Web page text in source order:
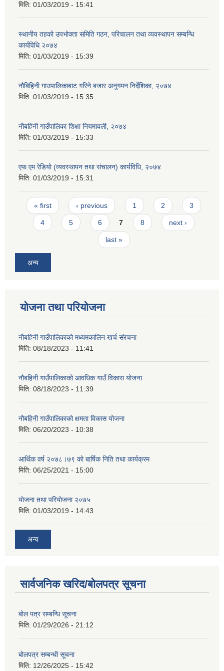
मिति: 01/03/2019 - 15:41
स्थानीय तहको उपभोक्ता समिति गठन, परिचालन तथा व्यवस्थापन सम्बन्धि
कार्यविधि २०७४
मिति: 01/03/2019 - 15:39
नाैबिहिनी गाउपालिकाबाट गरिने बजार अनुगमन निर्देशिका, २०७४
मिति: 01/03/2019 - 15:35
नौबहिनी गाउँपालिका शिक्षा नियमावली, २०७४
मिति: 01/03/2019 - 15:33
एफ.एम रेडियो (व्यवस्थापन तथा संचालन) कार्यविधि, २०७४
मिति: 01/03/2019 - 15:31
Pages
« first ‹ previous 1 2 3
4 5 6 7 8 next ›
last »
अन्य
योजना तथा परियोजना
नौबहिनी गाउँपालिकाको मध्यमकालिन खर्च संरचना
मिति: 08/18/2023 - 11:41
नौबहिनी गाउँपालिकाको आवधिक गाउँ विकास योजना
मिति: 08/18/2023 - 11:39
नौबहिनी गाउँपालिकाको क्षमता विकास योजना
मिति: 06/20/2023 - 10:38
आर्थिक वर्ष २०७८।७९ काे बार्षिक निति तथा कार्यक्रम
मिति: 06/25/2021 - 15:00
याेजना तथा परियाेजना २०७५
मिति: 01/03/2019 - 14:43
अन्य
सार्वजनिक खरिद/बोलपत्र सूचना
बोल पत्र सम्बन्धि सूचना
मिति: 01/29/2026 - 21:12
बोलपत्र सम्बन्धी सूचना
मिति: 12/26/2025 - 15:42